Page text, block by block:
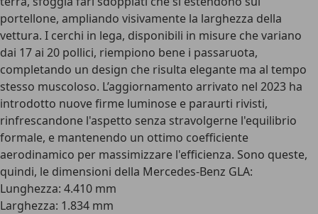
portellone, ampliando visivamente la larghezza della
vettura. I cerchi in lega, disponibili in misure che variano
dai 17 ai 20 pollici, riempiono bene i passaruota,
completando un design che risulta elegante ma al tempo
stesso muscoloso. L’aggiornamento arrivato nel 2023 ha
introdotto nuove firme luminose e paraurti rivisti,
rinfrescandone l'aspetto senza stravolgerne l'equilibrio
formale, e mantenendo un ottimo coefficiente
aerodinamico per massimizzare l'efficienza. Sono queste,
quindi, le dimensioni della Mercedes-Benz GLA:
Lunghezza: 4.410 mm
Larghezza: 1.834 mm